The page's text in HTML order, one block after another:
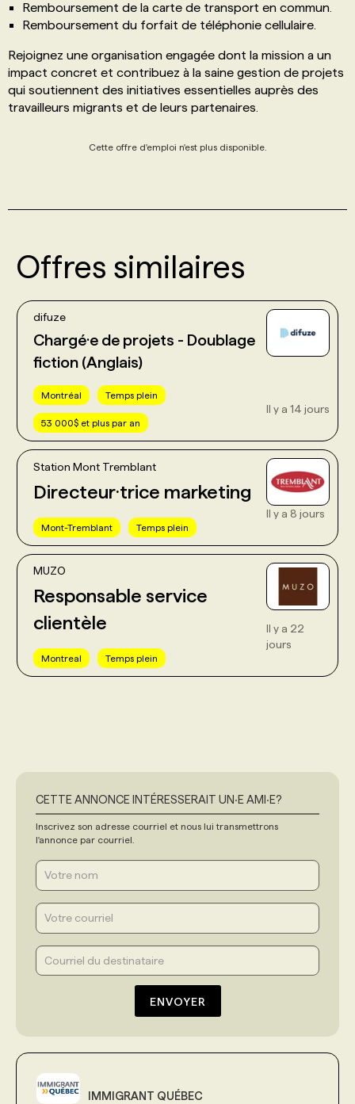
Remboursement de la carte de transport en commun.
Remboursement du forfait de téléphonie cellulaire.
Rejoignez une organisation engagée dont la mission a un
impact concret et contribuez à la saine gestion de projets
qui soutiennent des initiatives essentielles auprès des
travailleurs migrants et de leurs partenaires.
Cette offre d'emploi n'est plus disponible.
Offres similaires
difuze
Chargé·e de projets - Doublage
fiction (Anglais)
Montréal Temps plein
53 000$ et plus par an
Il y a 14 jours
Station Mont Tremblant
Directeur·trice marketing
Mont-Tremblant Temps plein
Il y a 8 jours
MUZO
Responsable service
clientèle
Montreal Temps plein
Il y a 22
jours
CETTE ANNONCE INTÉRESSERAIT UN‧E AMI‧E?
Inscrivez son adresse courriel et nous lui transmettrons
l'annonce par courriel.
ENVOYER
IMMIGRANT QUÉBEC